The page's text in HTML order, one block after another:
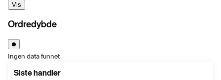
Vis
Ordredybde
Ingen data funnet
Siste handler